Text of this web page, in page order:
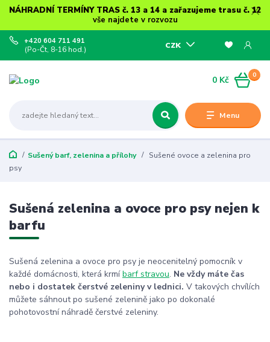
NÁHRADNÍ TERMÍNY TRAS č. 13 a 14 a zařazujeme trasu č. 12
vše najdete v rozvozu
Menu
CZK
+420 604 711 491
(Po-Čt, 8-16 hod.)
0
0 Kč
Sušený barf, zelenina a přílohy
Sušené ovoce a zelenina pro
psy
Sušená zelenina a ovoce pro psy nejen k
barfu
Sušená zelenina a ovoce pro psy je neocenitelný pomocník v
každé domácnosti, která krmíbarf stravou. Ne vždy máte čas
nebo i dostatek čerstvé zeleniny v lednici. V takových chvílích
můžete sáhnout po sušené zelenině jako po dokonalé
pohotovostní náhradě čerstvé zeleniny.